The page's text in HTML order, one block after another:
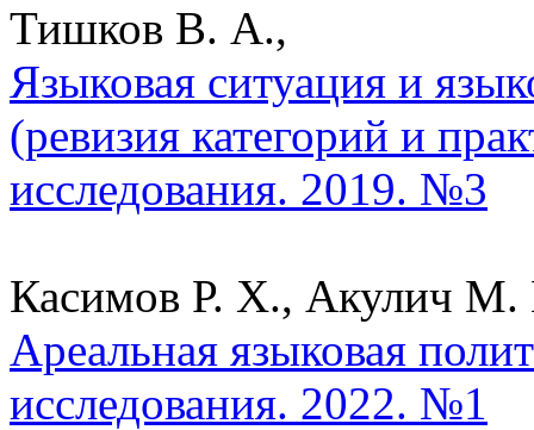
Тишков В. А.,
Языковая ситуация и
(ревизия категорий и
исследования. 2019. №3
Касимов Р. Х., Акулич
Ареальная языковая
исследования. 2022. №1